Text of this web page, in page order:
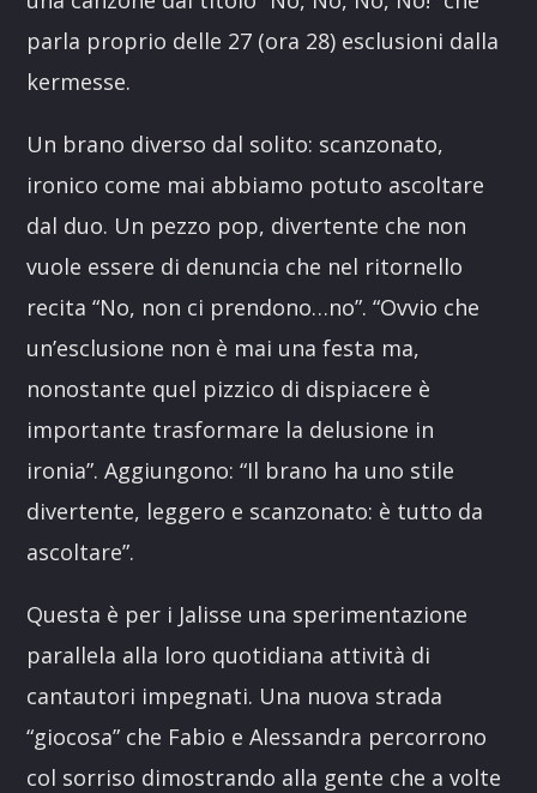
parla proprio delle 27 (ora 28) esclusioni dalla
kermesse.
Un brano diverso dal solito: scanzonato,
ironico come mai abbiamo potuto ascoltare
dal duo. Un pezzo pop, divertente che non
vuole essere di denuncia che nel ritornello
recita “No, non ci prendono…no”. “Ovvio che
un’esclusione non è mai una festa ma,
nonostante quel pizzico di dispiacere è
importante trasformare la delusione in
ironia”. Aggiungono: “Il brano ha uno stile
divertente, leggero e scanzonato: è tutto da
ascoltare”.
Questa è per i Jalisse una sperimentazione
parallela alla loro quotidiana attività di
cantautori impegnati. Una nuova strada
“giocosa” che Fabio e Alessandra percorrono
col sorriso dimostrando alla gente che a volte